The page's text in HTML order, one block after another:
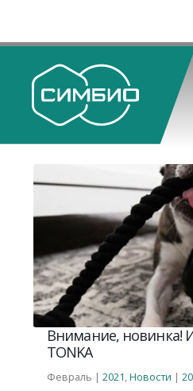
Внимание, новинка!
TONKA
Февраль | 2021,Новости |